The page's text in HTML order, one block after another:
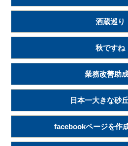
酒蔵巡り
秋ですね
業務改善助
日本一大きな砂
facebookページを作